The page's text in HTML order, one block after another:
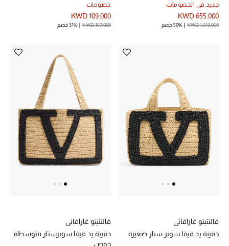
أبرز المصممين
مجوهرات فاخرة للنساء
إكسسوارات للرجال
مجوهرات فاخرة للأطفال
ساعات
تسوقوا المجوهرات
جديد في الخصومات
KWD 655.000
KWD 1,310.000 50% خصم
خصومات
KWD 109.000
KWD 157.000 31% خصم
فالنتينو غارافاني
حقيبة يد فيفا سوبر ستار صغيرة
فالنتينو غارافاني
حقيبة يد فيفا سوبرستار متوسطة
خوص